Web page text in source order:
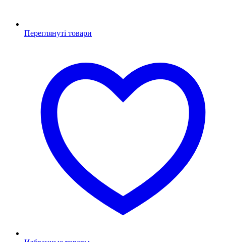
Переглянуті товари